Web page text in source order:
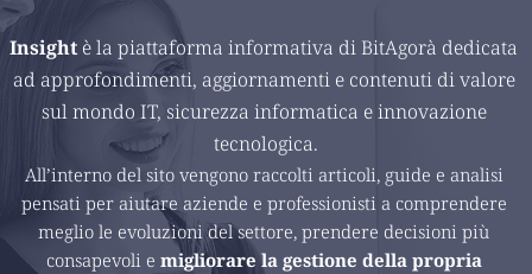
Insight è la piattaforma informativa di BitAgorà dedicata
ad approfondimenti, aggiornamenti e contenuti di valore
sul mondo IT, sicurezza informatica e innovazione
tecnologica.
All’interno del sito vengono raccolti articoli, guide e analisi
pensati per aiutare aziende e professionisti a comprendere
meglio le evoluzioni del settore, prendere decisioni più
consapevoli e migliorare la gestione della propria